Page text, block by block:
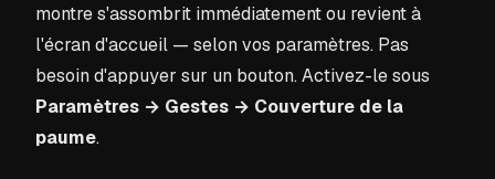
montre s'assombrit immédiatement ou revient à
l'écran d'accueil — selon vos paramètres. Pas
besoin d'appuyer sur un bouton. Activez-le sous
Paramètres → Gestes → Couverture de la
paume.